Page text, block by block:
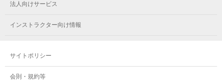
メガロス玉川学園テニススクール
メガロスルフレ鷺沼
メガロス相模大野
メガロス大和
法人向けサービス
インストラクター向け情報
サイトポリシー
会則・規約等